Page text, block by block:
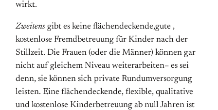
wirkt.
Zweitens gibt es keine flächendeckende,gute ,
kostenlose Fremdbetreuung für Kinder nach der
Stillzeit. Die Frauen (oder die Männer) können gar
nicht auf gleichem Niveau weiterarbeiten– es sei
denn, sie können sich private Rundumversorgung
leisten. Eine flächendeckende, flexible, qualitative
und kostenlose Kinderbetreuung ab null Jahren ist